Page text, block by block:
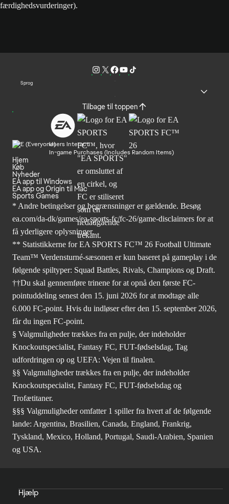
færdighedsvurderinger).
Sprog
Tilbage til toppen
Users Interact
In-game Purchases (Includes Random Items)
Hjem
Køb
Nyheder
EA app til Windows
EA app og Origin til Mac
Sports Games
* Andre betingelser og begrænsninger er gældende. Besøg
ea.com/da-dk/games/ea-sports-fc/fc-26/game-disclaimers for at
få yderligere oplysninger.
** Statistikkerne for EA SPORTS FC™ 26 Football Ultimate
Team™ Verdensturné-sæsonen er kun baseret på gameplay i de
følgende spiltyper: Squad Battles, Rivals, Champions og Draft.
††Du skal gennemføre trinene for at opnå den første FC-
pointuddeling senest den 15. juni 2026 for at modtage alle
6.000 FC-point. Hvis du indløser efter den 15. september 2026,
får du ingen FC-point.
§ Valgmuligheder trækkes fra en pulje, der indeholder
Knockoutspecialist, Fantasy FC, FUT-fødselsdag, Tag
udfordringen op og UEFA: Vejen til finalen.
§§ Valgmuligheder trækkes fra en pulje, der indeholder
Knockoutspecialist, Fantasy FC, FUT-fødselsdag og
Trofætitaner.
§§§ Valgmuligheder omfatter 1 spiller fra hvert af de følgende
lande: Argentina, Brasilien, Canada, England, Frankrig,
Tyskland, Mexico, Holland, Portugal, Saudi-Arabien, Spanien
og USA.
Hjælp